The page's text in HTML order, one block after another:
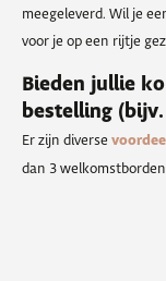
meegeleverd. Wil je
voor je op een rijtje
Bieden jullie
bestelling
Er zijn diverse
dan 3